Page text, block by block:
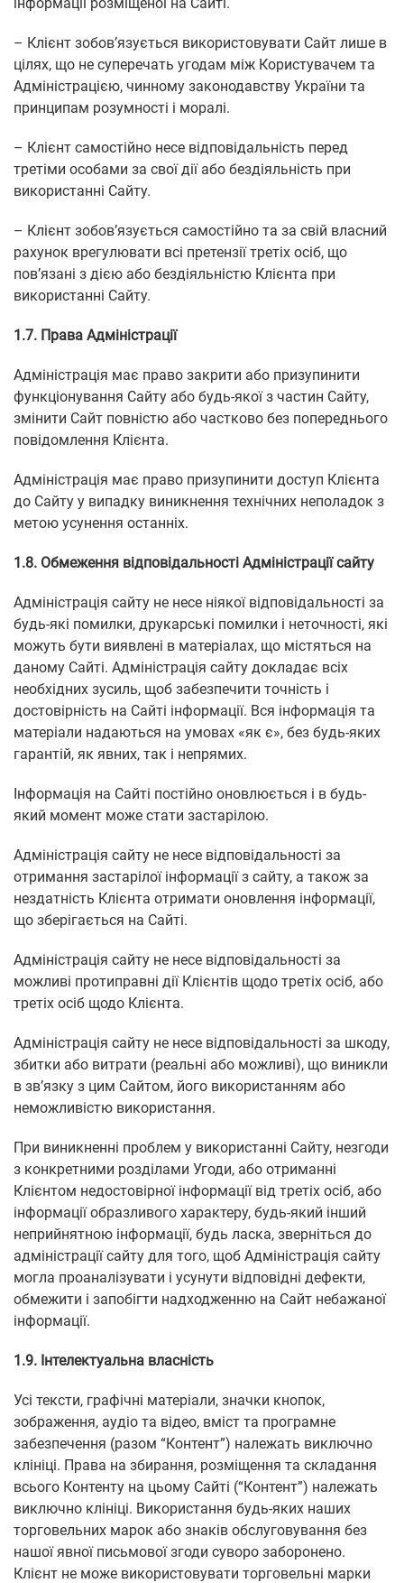
– Клієнт зобов’язується використовувати Сайт лише в
цілях, що не суперечать угодам між Користувачем та
Адміністрацією, чинному законодавству України та
принципам розумності і моралі.
– Клієнт самостійно несе відповідальність перед
третіми особами за свої дії або бездіяльність при
використанні Сайту.
– Клієнт зобов’язується самостійно та за свій власний
рахунок врегулювати всі претензії третіх осіб, що
пов’язані з дією або бездіяльністю Клієнта при
використанні Сайту.
1.7. Права Адміністрації
Адміністрація має право закрити або призупинити
функціонування Сайту або будь-якої з частин Сайту,
змінити Сайт повністю або частково без попереднього
повідомлення Клієнта.
Адміністрація має право призупинити доступ Клієнта
до Сайту у випадку виникнення технічних неполадок з
метою усунення останніх.
1.8. Обмеження відповідальності Адміністрації сайту
Адміністрація сайту не несе ніякої відповідальності за
будь-які помилки, друкарські помилки і неточності, які
можуть бути виявлені в матеріалах, що містяться на
даному Сайті. Адміністрація сайту докладає всіх
необхідних зусиль, щоб забезпечити точність і
достовірність на Сайті інформації. Вся інформація та
матеріали надаються на умовах «як є», без будь-яких
гарантій, як явних, так і непрямих.
Інформація на Сайті постійно оновлюється і в будь-
який момент може стати застарілою.
Адміністрація сайту не несе відповідальності за
отримання застарілої інформації з сайту, а також за
нездатність Клієнта отримати оновлення інформації,
що зберігається на Сайті.
Адміністрація сайту не несе відповідальності за
можливі протиправні дії Клієнтів щодо третіх осіб, або
третіх осіб щодо Клієнта.
Адміністрація сайту не несе відповідальності за шкоду,
збитки або витрати (реальні або можливі), що виникли
в зв’язку з цим Сайтом, його використанням або
неможливістю використання.
При виникненні проблем у використанні Сайту, незгоди
з конкретними розділами Угоди, або отриманні
Клієнтом недостовірної інформації від третіх осіб, або
інформації образливого характеру, будь-який інший
неприйнятною інформації, будь ласка, зверніться до
адміністрації сайту для того, щоб Адміністрація сайту
могла проаналізувати і усунути відповідні дефекти,
обмежити і запобігти надходженню на Сайт небажаної
інформації.
1.9. Інтелектуальна власність
Усі тексти, графічні матеріали, значки кнопок,
зображення, аудіо та відео, вміст та програмне
забезпечення (разом “Контент”) належать виключно
клініці. Права на збирання, розміщення та складання
всього Контенту на цьому Сайті (“Контент”) належать
виключно клініці. Використання будь-яких наших
торговельних марок або знаків обслуговування без
нашої явної письмової згоди суворо заборонено.
Клієнт не може використовувати торговельні марки